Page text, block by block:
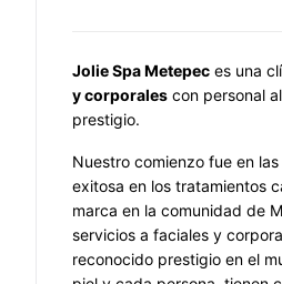
Jolie Spa Metepec es una
y corporales con personal
prestigio.
Nuestro comienzo fue en
exitosa en los tratamientos
marca en la comunidad de
servicios a faciales y
reconocido prestigio en el